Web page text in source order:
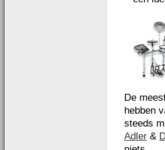
De
hebben
steeds
Adler &